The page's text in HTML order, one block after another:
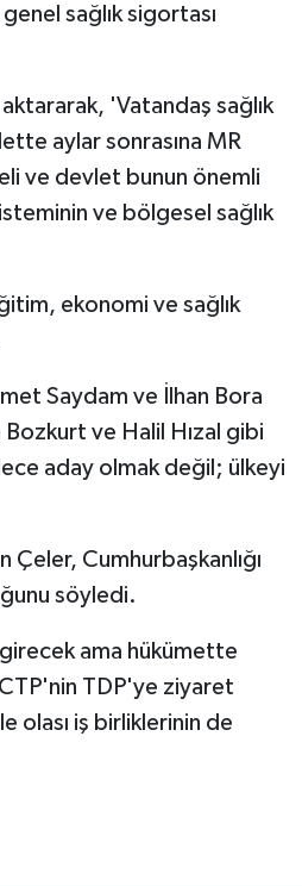
sağlık sigortası
'Vatandaş sağlık
aylar sonrasına MR
ve devlet bunun önemli
ve bölgesel sağlık
ekonomi ve sağlık
Saydam ve İlhan Bora
Bozkurt ve Halil Hızal gibi
aday olmak değil; ülkeyi
Cumhurbaşkanlığı
söyledi.
ama hükümette
TDP'ye ziyaret
olası iş birliklerinin de